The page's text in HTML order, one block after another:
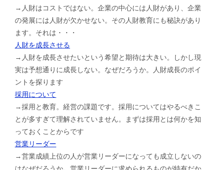
→人財はコストではない。企業の中心には人財があり、企業
の発展には人財が欠かせない。その人財教育にも秘訣があり
ます。それは・・・
人財を成長させる
→人財を成長させたいという希望と期待は大きい。しかし現
実は予想通りに成長しない。なぜだろうか。人財成長のポイ
ントを探ります
採用について
→採用と教育。経営の課題です。採用についてはやるべきこ
とが多すぎて理解されていません。まずは採用とは何かを知
っておくことからです
営業リーダー
→営業成績上位の人が営業リーダーになっても成立しないの
はなぜだろうか。営業リーダーに求められるものが特有だか